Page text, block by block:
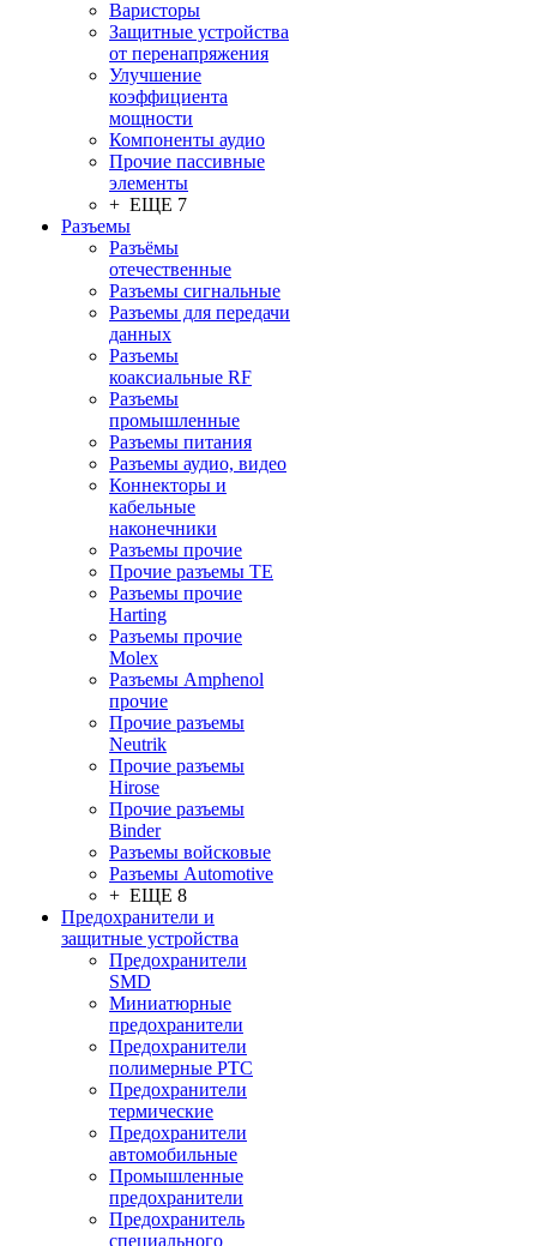
Варисторы
Защитные устройства
от перенапряжения
Улучшение
коэффициента
мощности
Компоненты аудио
Прочие пассивные
элементы
+ ЕЩЕ 7
Разъeмы
Разъёмы
отечественные
Разъeмы сигнальные
Разъeмы для передачи
данных
Разъeмы
коаксиальные RF
Разъeмы
промышленные
Разъeмы питания
Разъeмы аудио, видео
Коннекторы и
кабельные
наконечники
Разъeмы прочие
Прочие разъемы TE
Разъемы прочие
Harting
Разъемы прочие
Molex
Разъемы Amphenol
прочие
Прочие разъемы
Neutrik
Прочие разъемы
Hirose
Прочие разъемы
Binder
Разъемы войсковые
Разъeмы Automotive
+ ЕЩЕ 8
Предохранители и
защитные устройства
Предохранители
SMD
Миниатюрные
предохранители
Предохранители
полимерные PTC
Предохранители
термические
Предохранители
автомобильные
Промышленные
предохранители
Предохранитель
специального